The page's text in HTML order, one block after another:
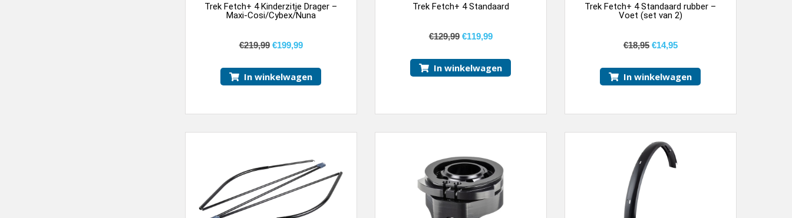
Trek Fetch+ 4 Kinderzitje Drager –
Maxi-Cosi/Cybex/Nuna
€219,99 €199,99
In winkelwagen
Trek Fetch+ 4 Standaard
€129,99 €119,99
In winkelwagen
Trek Fetch+ 4 Standaard rubber –
Voet (set van 2)
€18,95 €14,95
In winkelwagen